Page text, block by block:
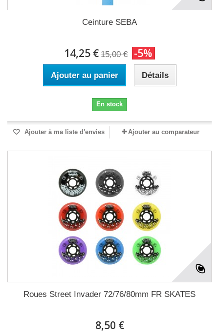
Ceinture SEBA
14,25 € 15,00 € -5%
Ajouter au panier Détails
En stock
Ajouter à ma liste d'envies Ajouter au comparateur
Roues Street Invader 72/76/80mm FR SKATES
8,50 €